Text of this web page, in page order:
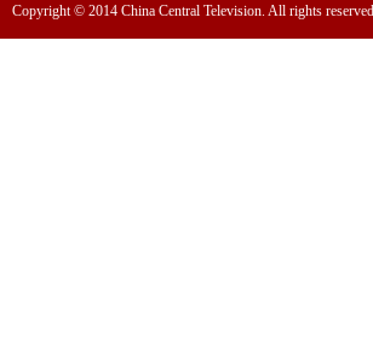
Copyright © 2014 China Central Television. All rights